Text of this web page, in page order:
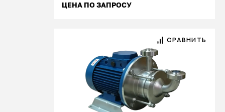
ЦЕНА ПО ЗАПРОСУ
СРАВНИТЬ